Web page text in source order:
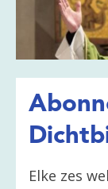
Elke zes